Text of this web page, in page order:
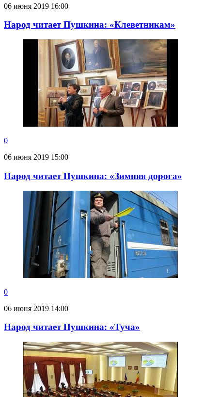
06 июня 2019 16:00
Народ читает Пушкина: «Клеветникам»
0
06 июня 2019 15:00
Народ читает Пушкина: «Зимняя дорога»
0
06 июня 2019 14:00
Народ читает Пушкина: «Туча»